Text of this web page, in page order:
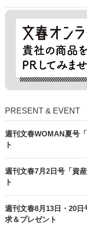
PRESENT & EVENT
週刊文春WOMAN夏号
ト
週刊文春7月2日号「資
ト
週刊文春8月13日・20
求＆プレゼント